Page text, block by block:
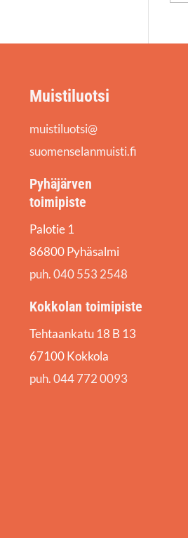
Muistiluotsi
muistiluotsi@
suomenselanmuisti.fi
Pyhäjärven
toimipiste
Palotie 1
86800 Pyhäsalmi
puh. 040 553 2548
Kokkolan toimipiste
Tehtaankatu 18 B 13
67100 Kokkola
puh. 044 772 0093